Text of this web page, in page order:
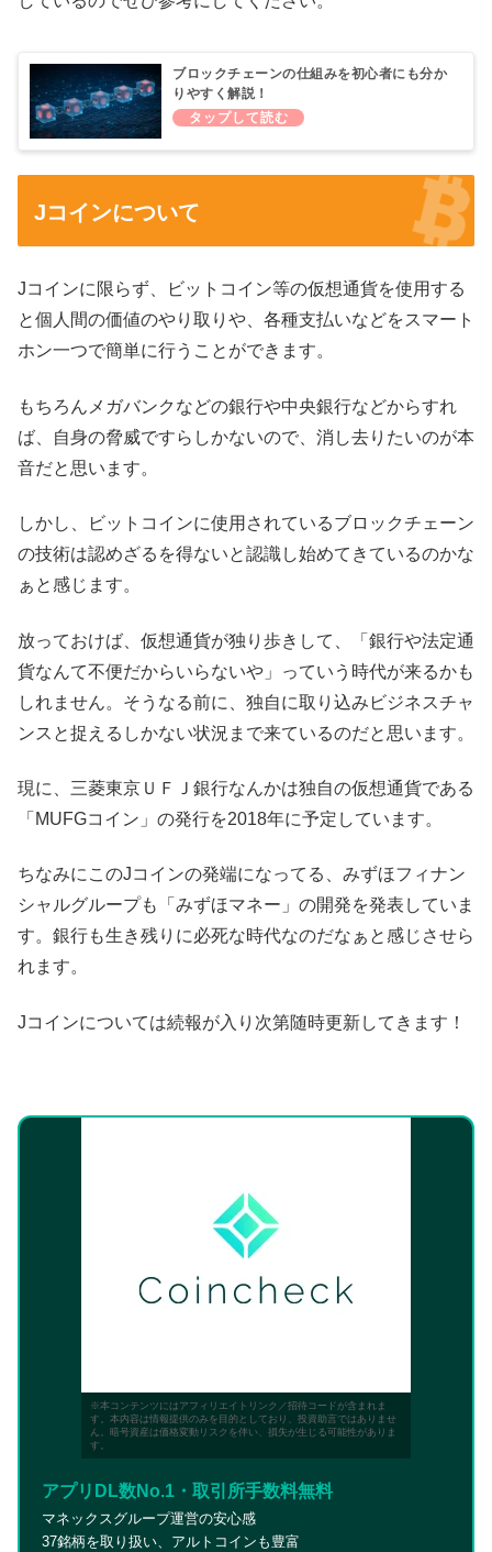
ブロックチェーンの仕組みを初心者にも分か
りやすく解説！
Jコインについて
Jコインに限らず、ビットコイン等の仮想通貨を使用する
と個人間の価値のやり取りや、各種支払いなどをスマート
ホン一つで簡単に行うことができます。
もちろんメガバンクなどの銀行や中央銀行などからすれ
ば、自身の脅威ですらしかないので、消し去りたいのが本
音だと思います。
しかし、ビットコインに使用されているブロックチェーン
の技術は認めざるを得ないと認識し始めてきているのかな
ぁと感じます。
放っておけば、仮想通貨が独り歩きして、「銀行や法定通
貨なんて不便だからいらないや」っていう時代が来るかも
しれません。そうなる前に、独自に取り込みビジネスチャ
ンスと捉えるしかない状況まで来ているのだと思います。
現に、三菱東京ＵＦＪ銀行なんかは独自の仮想通貨である
「MUFGコイン」の発行を2018年に予定しています。
ちなみにこのJコインの発端になってる、みずほフィナン
シャルグループも「みずほマネー」の開発を発表していま
す。銀行も生き残りに必死な時代なのだなぁと感じさせら
れます。
Jコインについては続報が入り次第随時更新してきます！
※本コンテンツにはアフィリエイトリンク／招待コードが含まれま
す。本内容は情報提供のみを目的としており、投資助言ではありませ
ん。暗号資産は価格変動リスクを伴い、損失が生じる可能性がありま
す。
アプリDL数No.1・取引所手数料無料
マネックスグループ運営の安心感
37銘柄を取り扱い、アルトコインも豊富